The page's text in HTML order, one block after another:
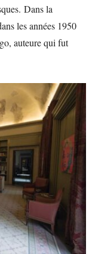
Dans la
les années 1950
auteure qui fut